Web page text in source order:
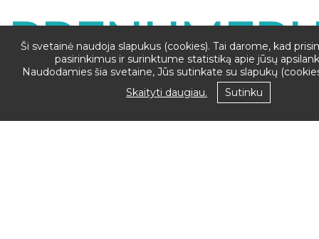
NAUJIENAS
Ši svetainė naudoja slapukus (cookies). Tai darome, kad
pasirinkimus ir surinktume statistiką apie jūsų
Naudodamies šia svetaine, Jūs sutinkate su slapukų
Skaityti daugiau.
Sutinku